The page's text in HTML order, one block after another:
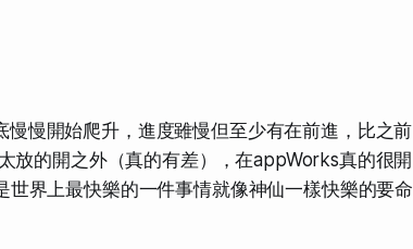
慢開始爬升，進度雖慢但至少有在前進，比之前
放的開之外（真的有差），在appWorks真的很開
界上最快樂的一件事情就像神仙一樣快樂的要命